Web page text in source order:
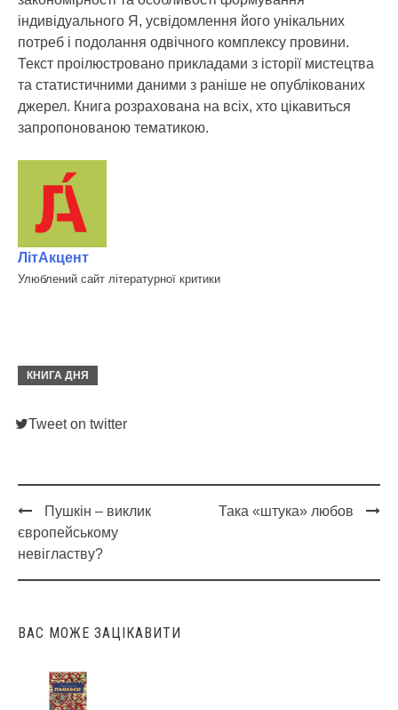
індивідуального Я, усвідомлення його унікальних
потреб і подолання одвічного комплексу провини.
Текст проілюстровано прикладами з історії мистецтва
та статистичними даними з раніше не опублікованих
джерел. Книга розрахована на всіх, хто цікавиться
запропонованою тематикою.
ЛітАкцент
Улюблений сайт літературної критики
КНИГА ДНЯ
Tweet on twitter
Post
navigation
Пушкін – виклик
європейському
невігластву?
Така «штука» любов
ВАС МОЖЕ ЗАЦІКАВИТИ